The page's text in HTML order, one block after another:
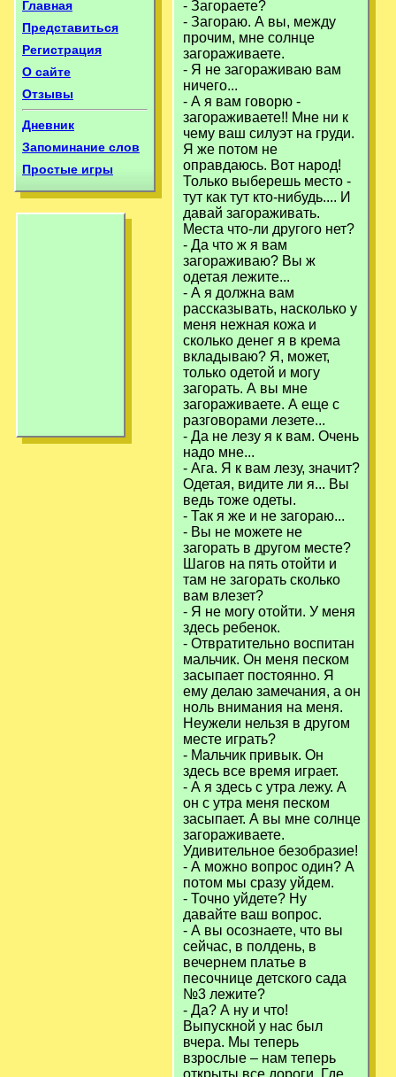
Главная
Представиться
Регистрация
О сайте
Отзывы
Дневник
Запоминание слов
Простые игры
Загораете?-
Загораю. А вы,
между
Загораю. А вы,
между
- Загораете?
- Загораю. А вы, между
прочим, мне солнце
загораживаете.
- Я не загораживаю вам
ничего...
- А я вам говорю -
загораживаете!! Мне ни к
чему ваш силуэт на груди.
Я же потом не
оправдаюсь. Вот народ!
Только выберешь место -
тут как тут кто-нибудь.... И
давай загораживать.
Места что-ли другого нет?
- Да что ж я вам
загораживаю? Вы ж
одетая лежите...
- А я должна вам
рассказывать, насколько у
меня нежная кожа и
сколько денег я в крема
вкладываю? Я, может,
только одетой и могу
загорать. А вы мне
загораживаете. А еще с
разговорами лезете...
- Да не лезу я к вам. Очень
надо мне...
- Ага. Я к вам лезу, значит?
Одетая, видите ли я... Вы
ведь тоже одеты.
- Так я же и не загораю...
- Вы не можете не
загорать в другом месте?
Шагов на пять отойти и
там не загорать сколько
вам влезет?
- Я не могу отойти. У меня
здесь ребенок.
- Отвратительно воспитан
мальчик. Он меня песком
засыпает постоянно. Я
ему делаю замечания, а он
ноль внимания на меня.
Неужели нельзя в другом
месте играть?
- Мальчик привык. Он
здесь все время играет.
- А я здесь с утра лежу. А
он с утра меня песком
засыпает. А вы мне солнце
загораживаете.
Удивительное безобразие!
- А можно вопрос один? А
потом мы сразу уйдем.
- Точно уйдете? Ну
давайте ваш вопрос.
- А вы осознаете, что вы
сейчас, в полдень, в
вечернем платье в
песочнице детского сада
№3 лежите?
- Да? А ну и что!
Выпускной у нас был
вчера. Мы теперь
взрослые – нам теперь